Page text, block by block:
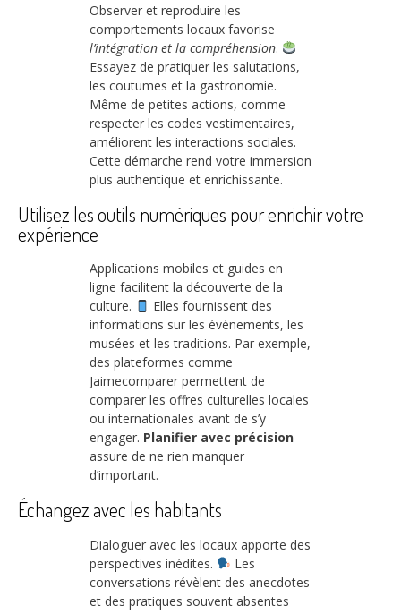
Observer et reproduire les
comportements locaux favorise
l’intégration et la compréhension.
Essayez de pratiquer les salutations,
les coutumes et la gastronomie.
Même de petites actions, comme
respecter les codes vestimentaires,
améliorent les interactions sociales.
Cette démarche rend votre immersion
plus authentique et enrichissante.
Utilisez les outils numériques pour enrichir votre
expérience
Applications mobiles et guides en
ligne facilitent la découverte de la
culture.
Elles fournissent des
informations sur les événements, les
musées et les traditions. Par exemple,
des plateformes comme
Jaimecomparer permettent de
comparer les offres culturelles locales
ou internationales avant de s’y
engager. Planifier avec précision
assure de ne rien manquer
d’important.
Échangez avec les habitants
Dialoguer avec les locaux apporte des
perspectives inédites.
Les
conversations révèlent des anecdotes
et des pratiques souvent absentes